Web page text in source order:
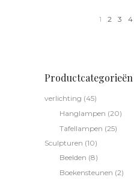
1 2 3 4
Productcategorieën
verlichting (45)
Hanglampen (20)
Tafellampen (25)
Sculpturen (10)
Beelden (8)
Boekensteunen (2)